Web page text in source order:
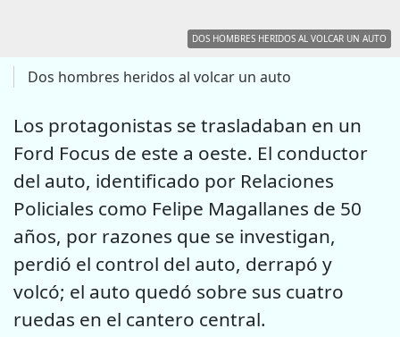
DOS HOMBRES HERIDOS AL VOLCAR UN AUTO
Dos hombres heridos al volcar un auto
Los protagonistas se trasladaban en un
Ford Focus de este a oeste. El conductor
del auto, identificado por Relaciones
Policiales como Felipe Magallanes de 50
años, por razones que se investigan,
perdió el control del auto, derrapó y
volcó; el auto quedó sobre sus cuatro
ruedas en el cantero central.